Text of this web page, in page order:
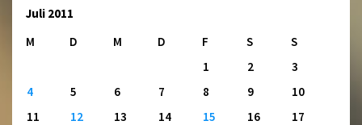
Juli 2011
M
D M D F S
S
1
2
3
4
5 6 7 8 9
10
11
12 13 14 15 16
17